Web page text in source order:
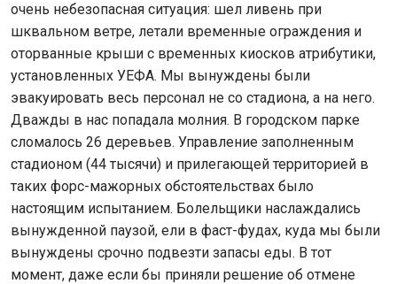
очень небезопасная ситуация: шел ливень при
шквальном ветре, летали временные ограждения и
оторванные крыши с временных киосков атрибутики,
установленных УЕФА. Мы вынуждены были
эвакуировать весь персонал не со стадиона, а на него.
Дважды в нас попадала молния. В городском парке
сломалось 26 деревьев. Управление заполненным
стадионом (44 тысячи) и прилегающей территорией в
таких форс-мажорных обстоятельствах было
настоящим испытанием. Болельщики наслаждались
вынужденной паузой, ели в фаст-фудах, куда мы были
вынуждены срочно подвезти запасы еды. В тот
момент, даже если бы приняли решение об отмене